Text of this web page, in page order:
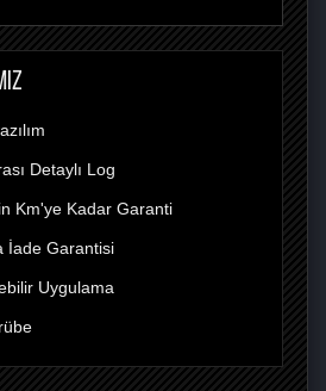
Detaylı Log
Km'ye Kadar Garanti
İade Garantisi
Uygulama